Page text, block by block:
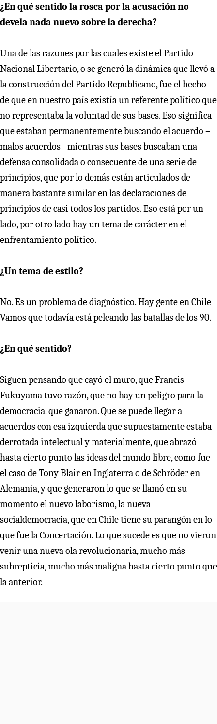
¿En qué sentido la rosca por la acusación no
devela nada nuevo sobre la derecha?
Una de las razones por las cuales existe el Partido
Nacional Libertario, o se generó la dinámica que llevó a
la construcción del Partido Republicano, fue el hecho
de que en nuestro país existía un referente político que
no representaba la voluntad de sus bases. Eso significa
que estaban permanentemente buscando el acuerdo –
malos acuerdos– mientras sus bases buscaban una
defensa consolidada o consecuente de una serie de
principios, que por lo demás están articulados de
manera bastante similar en las declaraciones de
principios de casi todos los partidos. Eso está por un
lado, por otro lado hay un tema de carácter en el
enfrentamiento político.
¿Un tema de estilo?
No. Es un problema de diagnóstico. Hay gente en Chile
Vamos que todavía está peleando las batallas de los 90.
¿En qué sentido?
Siguen pensando que cayó el muro, que Francis
Fukuyama tuvo razón, que no hay un peligro para la
democracia, que ganaron. Que se puede llegar a
acuerdos con esa izquierda que supuestamente estaba
derrotada intelectual y materialmente, que abrazó
hasta cierto punto las ideas del mundo libre, como fue
el caso de Tony Blair en Inglaterra o de Schröder en
Alemania, y que generaron lo que se llamó en su
momento el nuevo laborismo, la nueva
socialdemocracia, que en Chile tiene su parangón en lo
que fue la Concertación. Lo que sucede es que no vieron
venir una nueva ola revolucionaria, mucho más
subrepticia, mucho más maligna hasta cierto punto que
la anterior.